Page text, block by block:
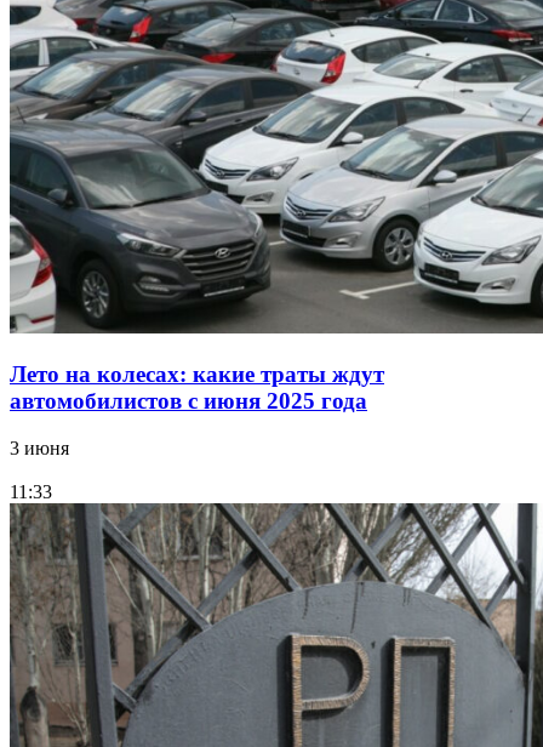
Лето на колесах: какие траты ждут
автомобилистов с июня 2025 года
3 июня
11:33